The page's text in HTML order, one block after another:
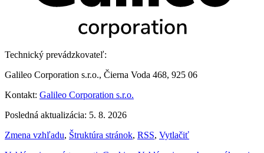
Technický prevádzkovateľ:
Galileo Corporation s.r.o., Čierna Voda 468, 925 06
Kontakt: Galileo Corporation s.r.o.
Posledná aktualizácia: 5. 8. 2026
Zmena vzhľadu, Štruktúra stránok, RSS, Vytlačiť